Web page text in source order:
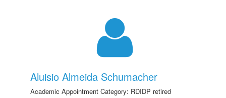
Aluisio Almeida Schumacher
Academic Appointment Category: RDIDP retired